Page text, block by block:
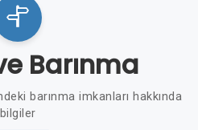
Barınma
barınma imkanları hakkında
bilgiler